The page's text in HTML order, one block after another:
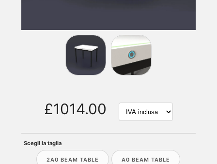
£1014.00
Scegli la taglia
2A0 BEAM TABLE A0 BEAM TABLE